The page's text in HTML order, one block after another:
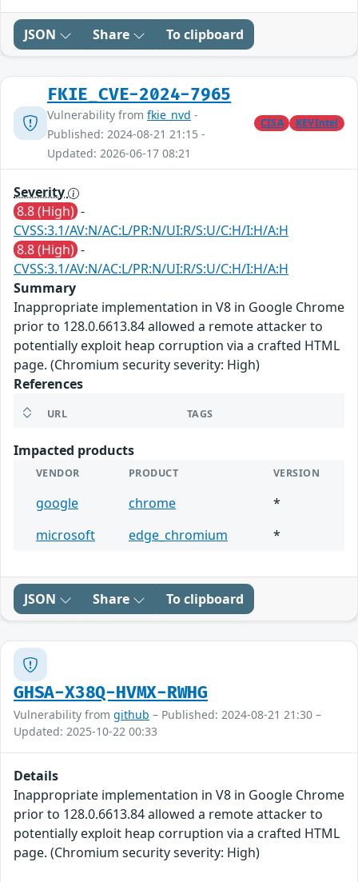
JSON Share To clipboard
FKIE_CVE-2024-7965
Vulnerability from fkie_nvd -
Published: 2024-08-21 21:15 -
Updated: 2026-06-17 08:21
CISA KEVIntel
Severity
8.8 (High) -
CVSS:3.1/AV:N/AC:L/PR:N/UI:R/S:U/C:H/I:H/A:H
8.8 (High) -
CVSS:3.1/AV:N/AC:L/PR:N/UI:R/S:U/C:H/I:H/A:H
Summary
Inappropriate implementation in V8 in Google Chrome
prior to 128.0.6613.84 allowed a remote attacker to
potentially exploit heap corruption via a crafted HTML
page. (Chromium security severity: High)
References
URL TAGS
Impacted products
VENDOR PRODUCT VERSION
google chrome
*
microsoft
edge_chromium *
JSON Share To clipboard
GHSA-X38Q-HVMX-RWHG
Vulnerability from github – Published: 2024-08-21 21:30 –
Updated: 2025-10-22 00:33
Details
Inappropriate implementation in V8 in Google Chrome
prior to 128.0.6613.84 allowed a remote attacker to
potentially exploit heap corruption via a crafted HTML
page. (Chromium security severity: High)